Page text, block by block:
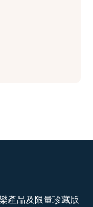
產品及限量珍藏版